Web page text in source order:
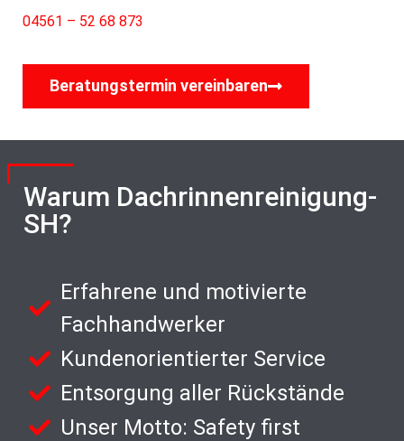
04561 – 52 68 873
Beratungstermin vereinbaren
Warum Dachrinnenreinigung-
SH?
Erfahrene und motivierte
Fachhandwerker
Kundenorientierter Service
Entsorgung aller Rückstände
Unser Motto: Safety first